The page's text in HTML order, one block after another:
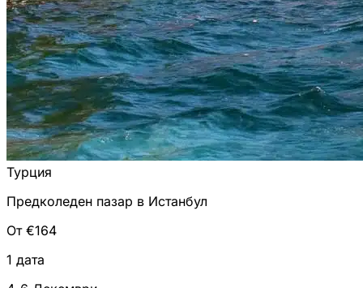
Турция
Предколеден пазар в Истанбул
От €164
1 дата